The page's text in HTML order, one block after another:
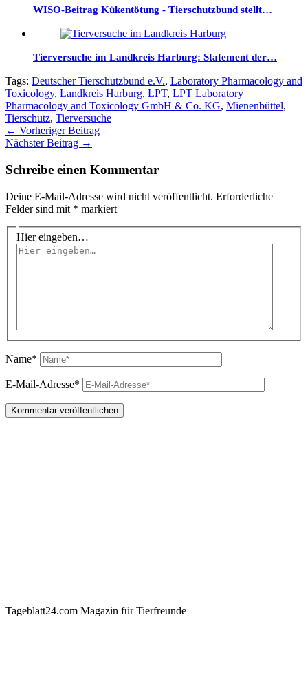
WISO-Beitrag Kükentötung - Tierschutzbund stellt…
Tierversuche im Landkreis Harburg: Statement der…
Tags: Deutscher Tierschutzbund e.V., Laboratory Pharmacology and
Toxicology, Landkreis Harburg, LPT, LPT Laboratory
Pharmacology and Toxicology GmbH & Co. KG, Mienenbüttel,
Tierschutz, Tierversuche
← Vorheriger Beitrag
Nächster Beitrag →
Schreibe einen Kommentar
Deine E-Mail-Adresse wird nicht veröffentlicht. Erforderliche
Felder sind mit * markiert
Hier eingeben…
Name*
E-Mail-Adresse*
Tageblatt24.com Magazin für Tierfreunde